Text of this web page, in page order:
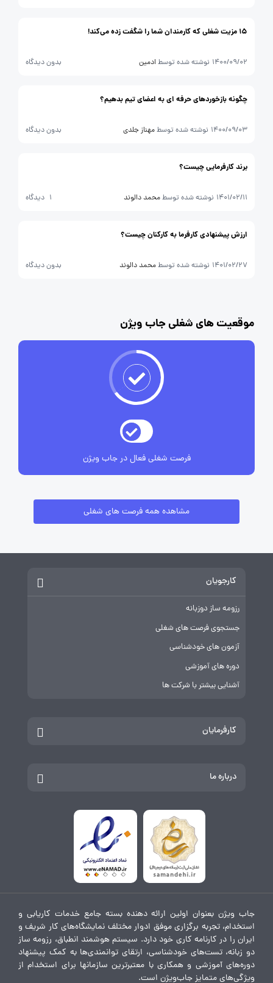
15 مزیت شغلی که کارمندان شما را شگفت زده می‌کند!
1400/09/02 نوشته شده توسطادمین بدون دیدگاه
چگونه بازخوردهای حرفه ای به اعضای تیم بدهیم؟
1400/09/03 نوشته شده توسطمهناز جلدی بدون دیدگاه
برند کارفرمایی چیست؟
1401/02/11 نوشته شده توسطمحمد دالوند 1 دیدگاه
ارزش پیشنهادی کارفرما به کارکنان چیست؟
1401/02/27 نوشته شده توسطمحمد دالوند بدون دیدگاه
موقعیت های شغلی جاب ویژن
فرصت شغلی فعال در جاب ویژن
مشاهده همه فرصت های شغلی
کارجویان
رزومه ساز دوزبانه
جستجوی فرصت های شغلی
آزمون های خودشناسی
دوره های آموزشی
آشنایی بیشتر با شرکت ها
کارفرمایان
درباره ما
جاب ویژن بعنوان اولین ارائه دهنده بسته جامع خدمات کاریابی و
استخدام، تجربه برگزاری موفق ادوار مختلف نمایشگاه‌های کار شریف و
ایران را در کارنامه کاری خود دارد. سیستم هوشمند انطباق، رزومه ساز
دو زبانه، تست‌های خودشناسی، ارتقای توانمندی‌ها به کمک پیشنهاد
دوره‌های آموزشی و همکاری با معتبرترین سازمانها برای استخدام از
ویژگی‌های متمایز جاب‌ویژن است.